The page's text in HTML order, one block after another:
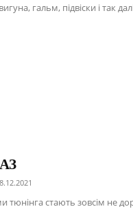
гальм, підвіски і так
тюнінга стають зовсім не